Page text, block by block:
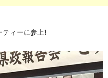
ィーに参上❗